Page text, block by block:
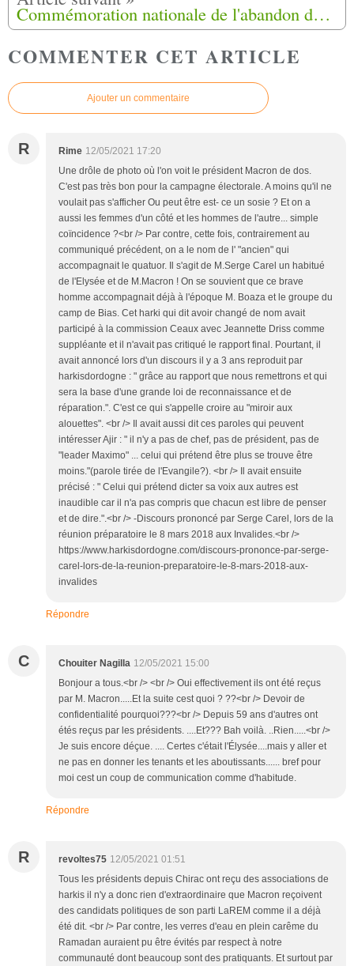
Commémoration nationale de l'abandon des Harkis à Saumur (49)
COMMENTER CET ARTICLE
Ajouter un commentaire
R Rime 12/05/2021 17:20
Une drôle de photo où l'on voit le président Macron de dos.
C'est pas très bon pour la campagne électorale. A moins qu'il ne
voulait pas s'afficher Ou peut être est- ce un sosie ? Et on a
aussi les femmes d'un côté et les hommes de l'autre... simple
coïncidence ?<br /> Par contre, cette fois, contrairement au
communiqué précédent, on a le nom de l' "ancien" qui
accompagnait le quatuor. Il s'agit de M.Serge Carel un habitué
de l'Elysée et de M.Macron ! On se souvient que ce brave
homme accompagnait déjà à l'époque M. Boaza et le groupe du
camp de Bias. Cet harki qui dit avoir changé de nom avait
participé à la commission Ceaux avec Jeannette Driss comme
suppléante et il n'avait pas critiqué le rapport final. Pourtant, il
avait annoncé lors d'un discours il y a 3 ans reproduit par
harkisdordogne : " grâce au rapport que nous remettrons et qui
sera la base d'une grande loi de reconnaissance et de
réparation.". C'est ce qui s'appelle croire au "miroir aux
alouettes". <br /> Il avait aussi dit ces paroles qui peuvent
intéresser Ajir : " il n'y a pas de chef, pas de président, pas de
"leader Maximo" ... celui qui prétend être plus se trouve être
moins."(parole tirée de l'Evangile?). <br /> Il avait ensuite
précisé : " Celui qui prétend dicter sa voix aux autres est
inaudible car il n'a pas compris que chacun est libre de penser
et de dire.".<br /> -Discours prononcé par Serge Carel, lors de la
réunion préparatoire le 8 mars 2018 aux Invalides.<br />
https://www.harkisdordogne.com/discours-prononce-par-serge-
carel-lors-de-la-reunion-preparatoire-le-8-mars-2018-aux-
invalides
Répondre
C Chouiter Nagilla 12/05/2021 15:00
Bonjour a tous.<br /> <br /> Oui effectivement ils ont été reçus
par M. Macron.....Et la suite cest quoi ? ??<br /> Devoir de
confidentialité pourquoi???<br /> Depuis 59 ans d'autres ont
étés reçus par les présidents. ....Et??? Bah voilà. ..Rien.....<br />
Je suis encore déçue. .... Certes c'était l'Élysée....mais y aller et
ne pas en donner les tenants et les aboutissants...... bref pour
moi cest un coup de communication comme d'habitude.
Répondre
R revoltes75 12/05/2021 01:51
Tous les présidents depuis Chirac ont reçu des associations de
harkis il n'y a donc rien d'extraordinaire que Macron reçoivent
des candidats politiques de son parti LaREM comme il a déjà
été dit. <br /> Par contre, les verres d'eau en plein carême du
Ramadan auraient pu être évités par respect à notre
communauté dont beaucoup sont des pratiquants. Et surtout par